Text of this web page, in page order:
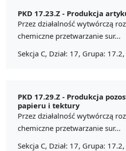
PKD 17.23.Z - Produkcja
Przez działalność wytwórczą
chemiczne przetwarzanie sur...
Sekcja C, Dział: 17, Grupa:
PKD 17.29.Z - Produkcja
papieru i tektury
Przez działalność wytwórczą
chemiczne przetwarzanie sur...
Sekcja C, Dział: 17, Grupa: